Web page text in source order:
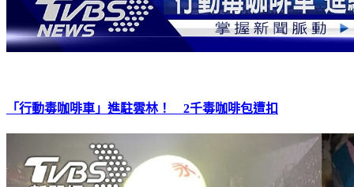
「行動毒咖啡車」進駐雲林！ 2千毒咖啡包遭扣